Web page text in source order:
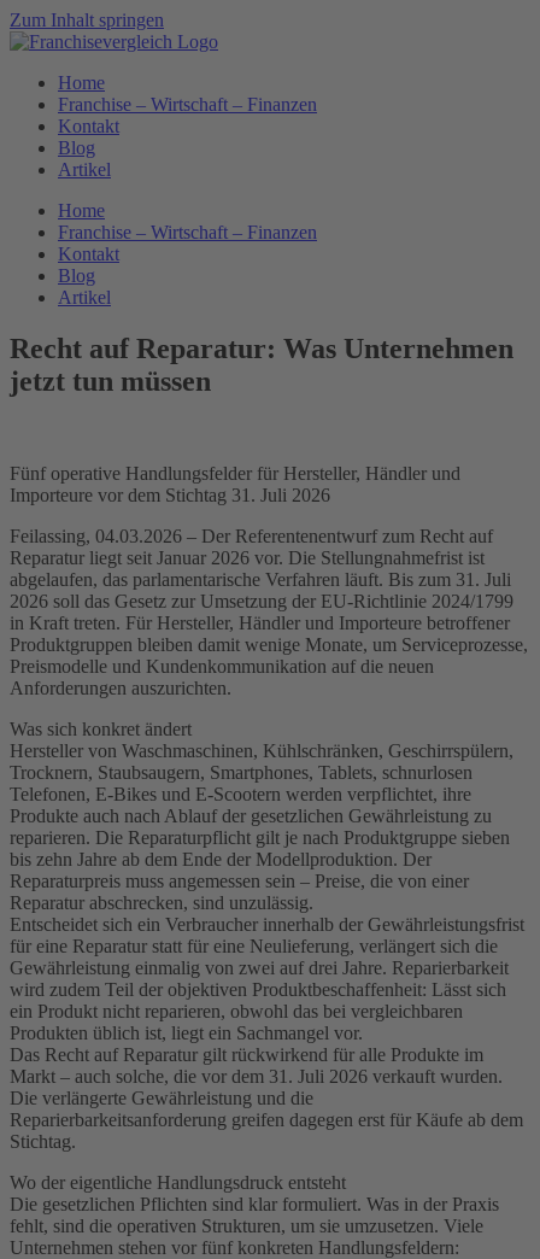
Zum Inhalt springen
Home
Franchise – Wirtschaft – Finanzen
Kontakt
Blog
Artikel
Home
Franchise – Wirtschaft – Finanzen
Kontakt
Blog
Artikel
Recht auf Reparatur: Was Unternehmen
jetzt tun müssen
Fünf operative Handlungsfelder für Hersteller, Händler und
Importeure vor dem Stichtag 31. Juli 2026
Feilassing, 04.03.2026 – Der Referentenentwurf zum Recht auf
Reparatur liegt seit Januar 2026 vor. Die Stellungnahmefrist ist
abgelaufen, das parlamentarische Verfahren läuft. Bis zum 31. Juli
2026 soll das Gesetz zur Umsetzung der EU-Richtlinie 2024/1799
in Kraft treten. Für Hersteller, Händler und Importeure betroffener
Produktgruppen bleiben damit wenige Monate, um Serviceprozesse,
Preismodelle und Kundenkommunikation auf die neuen
Anforderungen auszurichten.
Was sich konkret ändert
Hersteller von Waschmaschinen, Kühlschränken, Geschirrspülern,
Trocknern, Staubsaugern, Smartphones, Tablets, schnurlosen
Telefonen, E-Bikes und E-Scootern werden verpflichtet, ihre
Produkte auch nach Ablauf der gesetzlichen Gewährleistung zu
reparieren. Die Reparaturpflicht gilt je nach Produktgruppe sieben
bis zehn Jahre ab dem Ende der Modellproduktion. Der
Reparaturpreis muss angemessen sein – Preise, die von einer
Reparatur abschrecken, sind unzulässig.
Entscheidet sich ein Verbraucher innerhalb der Gewährleistungsfrist
für eine Reparatur statt für eine Neulieferung, verlängert sich die
Gewährleistung einmalig von zwei auf drei Jahre. Reparierbarkeit
wird zudem Teil der objektiven Produktbeschaffenheit: Lässt sich
ein Produkt nicht reparieren, obwohl das bei vergleichbaren
Produkten üblich ist, liegt ein Sachmangel vor.
Das Recht auf Reparatur gilt rückwirkend für alle Produkte im
Markt – auch solche, die vor dem 31. Juli 2026 verkauft wurden.
Die verlängerte Gewährleistung und die
Reparierbarkeitsanforderung greifen dagegen erst für Käufe ab dem
Stichtag.
Wo der eigentliche Handlungsdruck entsteht
Die gesetzlichen Pflichten sind klar formuliert. Was in der Praxis
fehlt, sind die operativen Strukturen, um sie umzusetzen. Viele
Unternehmen stehen vor fünf konkreten Handlungsfeldern: